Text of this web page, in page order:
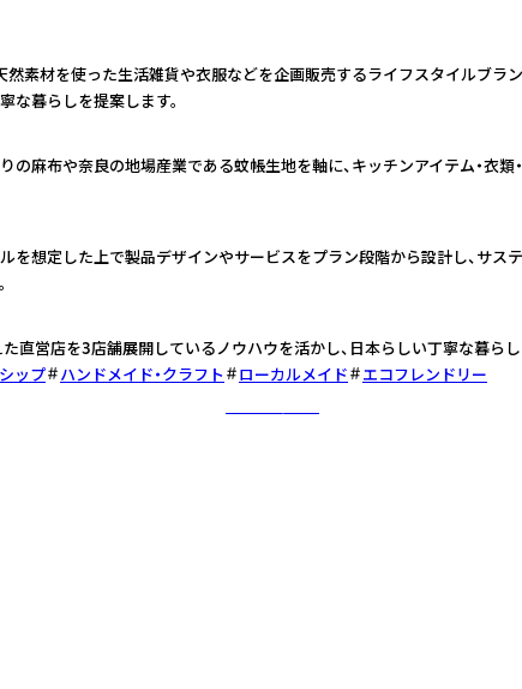
然素材を使った生活雑貨や衣服などを企画販売するライフスタイルブラ
な暮らしを提案します。
の麻布や奈良の地場産業である蚊帳生地を軸に、キッチンアイテム・衣類
を想定した上で製品デザインやサービスをプラン段階から設計し、サス
直営店を3店舗展開しているノウハウを活かし、日本らしい丁寧な暮らし
ップ
ハンドメイド・クラフト ローカルメイド
エコフレンドリー